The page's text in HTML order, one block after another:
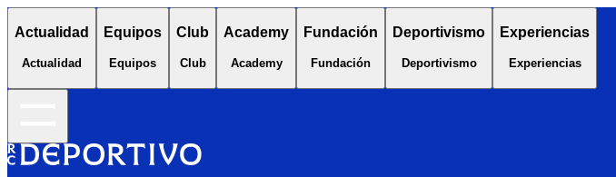
Actualidad
Actualidad
Equipos
Equipos
Club
Club
Academy
Academy
Fundación
Fundación
Deportivismo
Deportivismo
Experiencias
Experiencias